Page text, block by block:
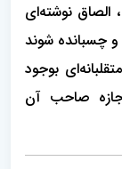
الصاق نوشته‌ای
چسبانده شوند
بوجود
صاحب آن